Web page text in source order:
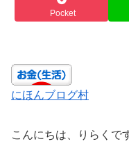
Pocket
にほんブログ村
こんにちは、りらくで